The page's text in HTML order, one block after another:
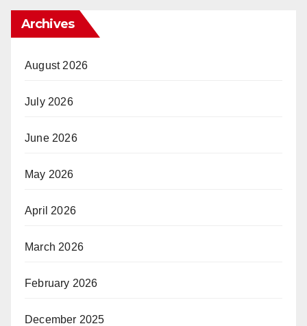
Archives
August 2026
July 2026
June 2026
May 2026
April 2026
March 2026
February 2026
December 2025